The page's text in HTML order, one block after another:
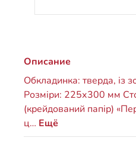
Описание
Обкладинка: тверда, із
Розміри: 225х300 мм
(крейдований папір)
ц… Ещё